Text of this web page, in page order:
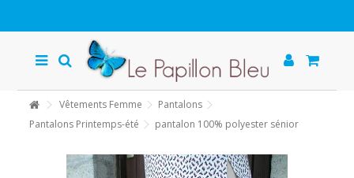
Vêtements Femme
Pantalons
Pantalons Printemps-été
pantalon 100% polyester sénior